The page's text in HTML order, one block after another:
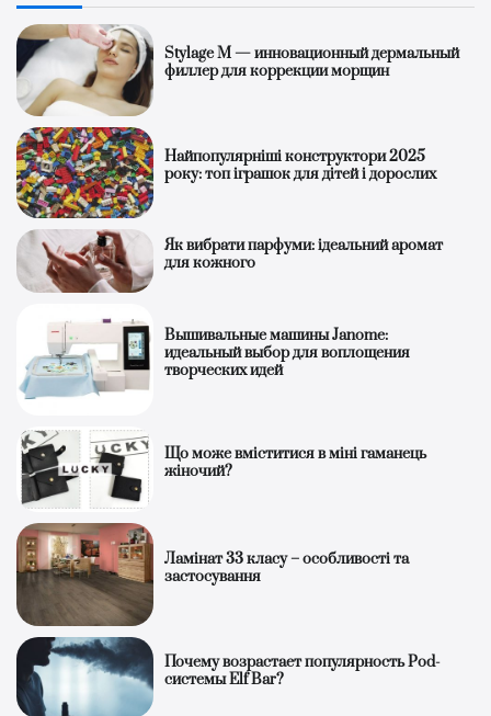
Stylage M — инновационный дермальный
филлер для коррекции морщин
Найпопулярніші конструктори 2025
року: топ іграшок для дітей і дорослих
Як вибрати парфуми: ідеальний аромат
для кожного
Вышивальные машины Janome:
идеальный выбор для воплощения
творческих идей
Що може вміститися в міні гаманець
жіночий?
Ламінат 33 класу – особливості та
застосування
Почему возрастает популярность Pod-
системы Elf Bar?